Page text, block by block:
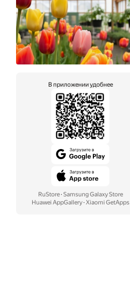
В приложении удобнее
RuStore· Samsung Galaxy Store
Huawei AppGallery· Xiaomi GetApps